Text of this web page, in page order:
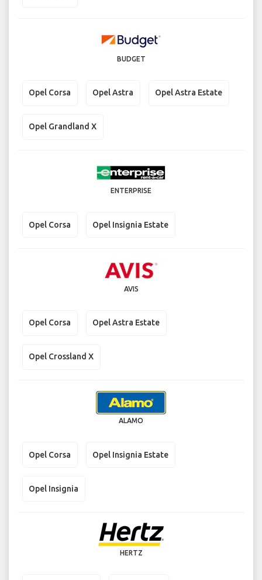
BUDGET
Opel Corsa Opel Astra Opel Astra Estate
Opel Grandland X
ENTERPRISE
Opel Corsa Opel Insignia Estate
AVIS
Opel Corsa Opel Astra Estate
Opel Crossland X
ALAMO
Opel Corsa Opel Insignia Estate
Opel Insignia
HERTZ